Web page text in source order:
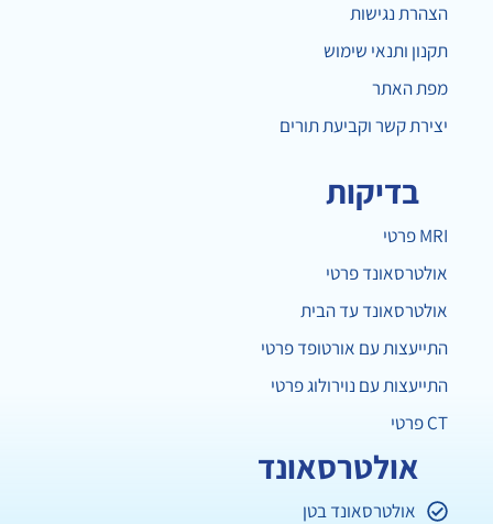
הצהרת נגישות
תקנון ותנאי שימוש
מפת האתר
יצירת קשר וקביעת תורים
בדיקות
MRI פרטי
אולטרסאונד פרטי
אולטרסאונד עד הבית
התייעצות עם אורטופד פרטי
התייעצות עם נוירולוג פרטי
CT פרטי
אולטרסאונד
אולטרסאונד בטן